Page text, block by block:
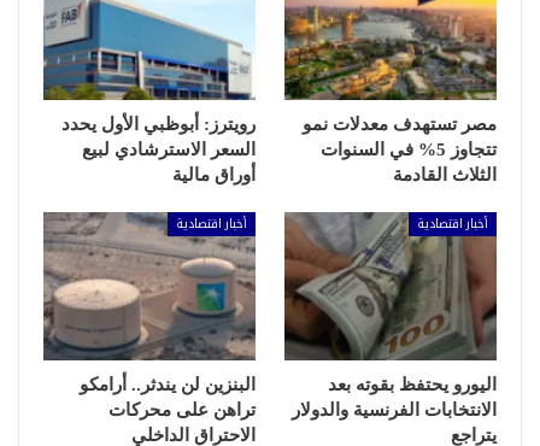
مصر تستهدف معدلات نمو
تتجاوز 5% في السنوات
الثلاث القادمة
رويترز: أبوظبي الأول يحدد
السعر الاسترشادي لبيع
أوراق مالية
أخبار اقتصادية
اليورو يحتفظ بقوته بعد
الانتخابات الفرنسية والدولار
يتراجع
أخبار اقتصادية
البنزين لن يندثر.. أرامكو
تراهن على محركات
الاحتراق الداخلي